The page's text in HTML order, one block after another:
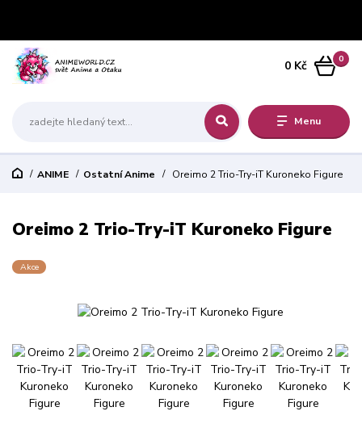
Menu
0
0 Kč
ANIME Ostatní Anime Oreimo 2 Trio-Try-iT Kuroneko Figure
Oreimo 2 Trio-Try-iT Kuroneko Figure
Akce